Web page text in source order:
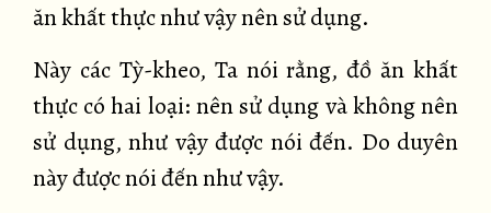
ăn khất thực như vậy nên sử dụng.
Này các Tỳ-kheo, Ta nói rằng, đồ ăn khất
thực có hai loại: nên sử dụng và không nên
sử dụng, như vậy được nói đến. Do duyên
này được nói đến như vậy.